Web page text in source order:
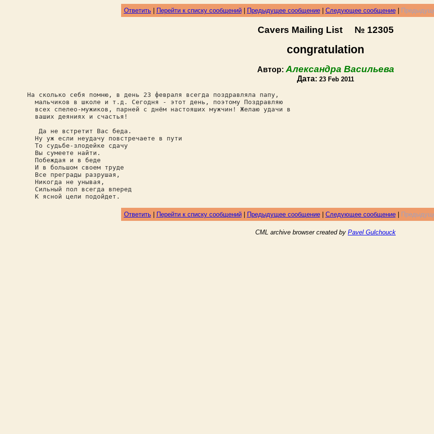
Ответить| Перейти к списку сообщений| Предыдущее сообщение| Следующее сообщение|
Cavers Mailing List № 12305
congratulation
Автор: Александра Васильева
Дата: 23 Feb 2011
На сколько себя помню, в день 23 февраля всегда поздравляла папу,
мальчиков в школе и т.д. Сегодня - этот день, поэтому Поздравляю
всех спелео-мужиков, парней с днём настояших мужчин! Желаю удачи в
ваших деяниях и счастья!
Да не встретит Вас беда.
Ну уж если неудачу повстречаете в пути
То судьбе-злодейке сдачу
Вы сумеете найти.
Побеждая и в беде
И в большом своем труде
Все преграды разрушая,
Никогда не унывая,
Сильный пол всегда вперед
К ясной цели подойдет.
Ответить| Перейти к списку сообщений| Предыдущее сообщение| Следующее сообщение|
CML archive browser created by Pavel Gulchouck